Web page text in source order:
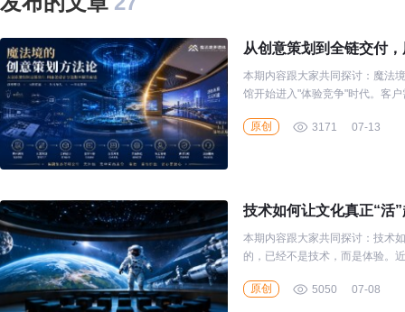
从创意策划到全链交付
本期内容跟大家共同探讨：魔法
馆开始进入"体验竞争"时代。客
原创
3171 07-13
技术如何让文化真正“活
本期内容跟大家共同探讨：技术
的，已经不是技术，而是体验。
原创
5050 07-08